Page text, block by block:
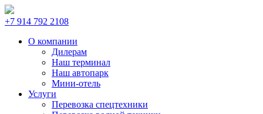
+7 914 792 2108
О компании
Дилерам
Наш терминал
Наш автопарк
Мини-отель
Услуги
Перевозка спецтехники